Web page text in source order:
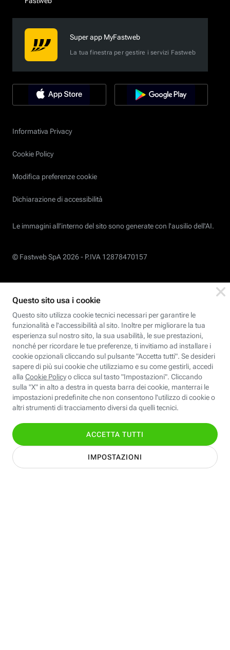
Super app MyFastweb
La tua finestra per gestire i servizi Fastweb
Informativa Privacy
Cookie Policy
Modifica preferenze cookie
Dichiarazione di accessibilità
Le immagini all’interno del sito sono generate con l'ausilio dell'AI.
© Fastweb SpA 2026 - P.IVA 12878470157